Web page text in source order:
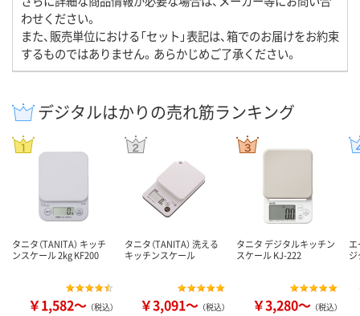
わせください。
また、販売単位における「セット」表記は、箱でのお届けをお約束
するものではありません。あらかじめご了承ください。
デジタルはかりの売れ筋ランキング
タニタ（TANITA） キッチ
ンスケール 2kg KF200
￥1,582～ （税込）
タニタ（TANITA） 洗える
キッチンスケール
￥3,091～ （税込）
タニタ デジタルキッチン
スケール KJ-222
￥3,280～ （税込）
エ